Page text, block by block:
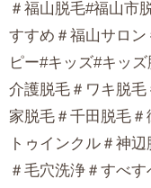
＃福山脱毛#福山市
すすめ＃福山サロン
ピー#キッズ#キッ
介護脱毛＃ワキ脱
家脱毛＃千田脱毛
トゥインクル＃神
＃毛穴洗浄＃すべ